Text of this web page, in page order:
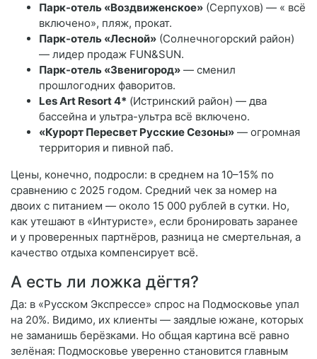
Парк-отель «Воздвиженское» (Серпухов) — « всё
включено», пляж, прокат.
Парк-отель «Лесной» (Солнечногорский район)
— лидер продаж FUN&SUN.
Парк-отель «Звенигород» — сменил
прошлогодних фаворитов.
Les Art Resort 4* (Истринский район) — два
бассейна и ультра-ультра всё включено.
«Курорт Пересвет Русские Сезоны» — огромная
территория и пивной паб.
Цены, конечно, подросли: в среднем на 10–15% по
сравнению с 2025 годом. Средний чек за номер на
двоих с питанием — около 15 000 рублей в сутки. Но,
как утешают в «Интуристе», если бронировать заранее
и у проверенных партнёров, разница не смертельная, а
качество отдыха компенсирует всё.
А есть ли ложка дёгтя?
Да: в «Русском Экспрессе» спрос на Подмосковье упал
на 20%. Видимо, их клиенты — заядлые южане, которых
не заманишь берёзками. Но общая картина всё равно
зелёная: Подмосковье уверенно становится главным